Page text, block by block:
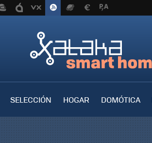
SELECCIÓN HOGAR DOMÓTICA